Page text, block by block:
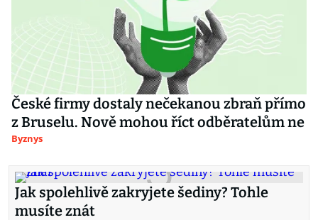
České firmy dostaly nečekanou zbraň přímo
z Bruselu. Nově mohou říct odběratelům ne
Byznys
Jak spolehlivě zakryjete šediny? Tohle
musíte znát